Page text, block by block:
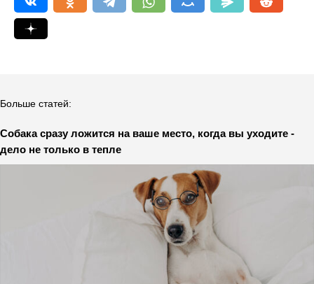
Больше статей:
Собака сразу ложится на ваше место, когда вы уходите -
дело не только в тепле